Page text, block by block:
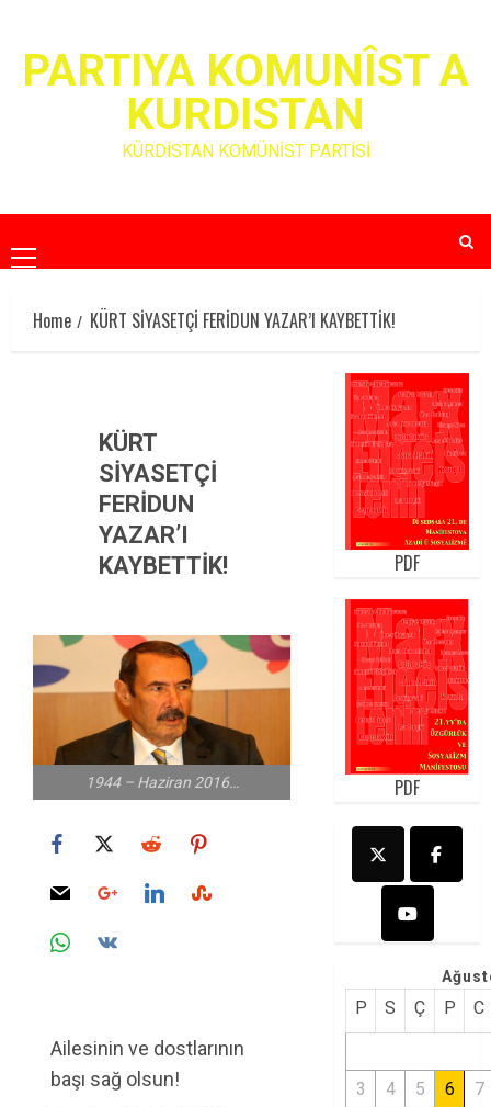
contentPARTIYA KOMUNÎST A
KURDISTAN
KÜRDİSTAN KOMÜNİST PARTİSİ
Primary
Menu
Home
KÜRT SİYASETÇİ FERİDUN YAZAR’I KAYBETTİK!
KÜRT
SİYASETÇİ
FERİDUN
YAZAR’I
KAYBETTİK!
1944 – Haziran 2016…
Ailesinin ve dostlarının
başı sağ olsun!
PDF
PDF
P S Ç P C
3 4 5 6
7